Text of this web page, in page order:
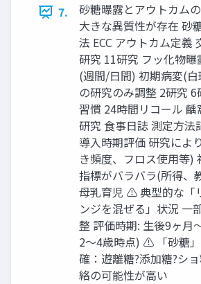
7.
砂糖曝露とアウトカム
大きな異質性が存在 砂
法 ECC アウトカム定義
研究 11研究 フッ化物
(週間/日間) 初期病変(
の研究のみ調整 2研究
習慣 24時間リコール 齲
研究 食事日誌 測定方法
導入時期評価 研究によ
き頻度、フロス使用等)
指標がバラバラ(所得、
母乳育児 ⚠ 典型的な「
ンジを混ぜる」状況 一
整 評価時期: 生後9ヶ月
2〜4歳時点) ⚠ 「砂糖
確：遊離糖?添加糖?シ
絡の可能性が高い